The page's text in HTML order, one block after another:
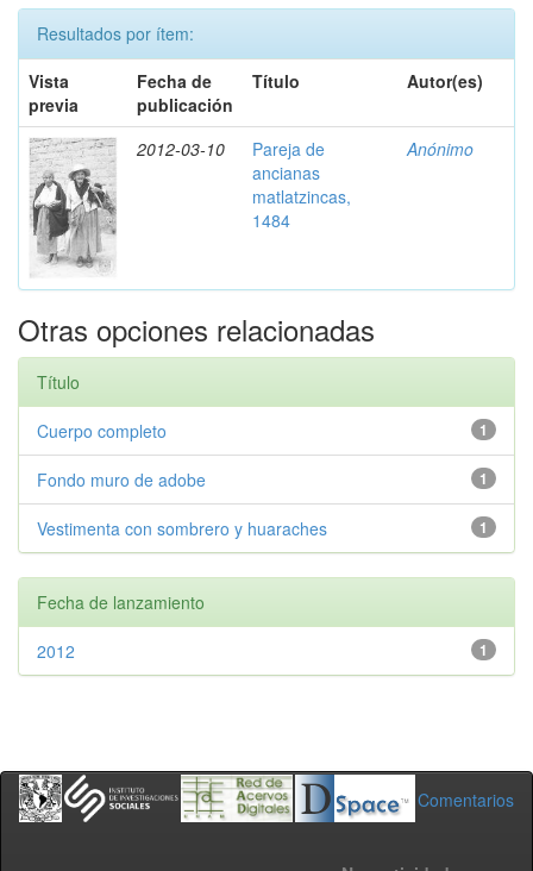
Resultados por ítem:
Vista
previa
Fecha de
publicación
Título Autor(es)
2012-03-10
Pareja de
ancianas
matlatzincas,
1484
Anónimo
Otras opciones relacionadas
Título
1
Cuerpo completo
1
Fondo muro de adobe
1
Vestimenta con sombrero y huaraches
Fecha de lanzamiento
1
2012
Comentarios